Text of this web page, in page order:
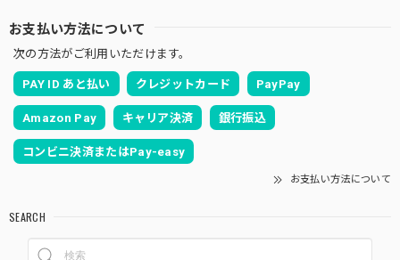
お支払い方法について
次の方法がご利用いただけます。
PAY ID あと払い クレジットカード PayPay
Amazon Pay キャリア決済 銀行振込
コンビニ決済またはPay-easy
お支払い方法について
SEARCH